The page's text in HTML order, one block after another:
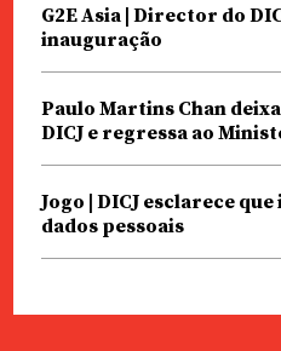
G2E Asia | Director do
inauguração
Paulo Martins Chan
DICJ e regressa ao
Jogo | DICJ esclarece
dados pessoais